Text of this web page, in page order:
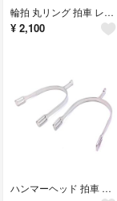
輪拍 丸リング 拍車 レディース 乗馬 馬術
¥ 2,100
ハンマーヘッド 拍車 メンズ 乗馬 馬術